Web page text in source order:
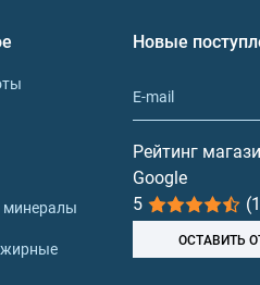
Новые
Рейтинг
Google
5
ОСТАВИТЬ